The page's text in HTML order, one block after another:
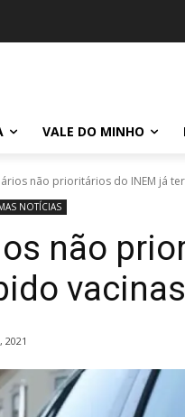
VALE DO MINHO
não prioritários do INEM já
NOTÍCIAS
não
vacinas
2021